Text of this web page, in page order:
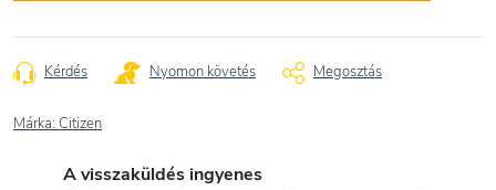
Kérdés Nyomon követés Megosztás
Márka: Citizen
A visszaküldés ingyenes